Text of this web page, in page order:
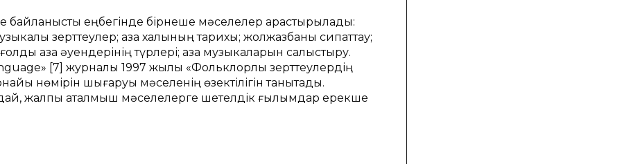
байланысты еңбегінде бірнеше мәселелер қарастырылады:
зерттеулер; қазақ халқының тарихы; жолжазбаны сипаттау;
қазақ әуендерінің түрлері; қазақ музыкаларын салыстыру.
[7] журналы 1997 жылы «Фольклорлық зерттеулердің
нөмірін шығаруы мәселенің өзектілігін танытады.
жалпы аталмыш мәселелерге шетелдік ғылымдар ерекше